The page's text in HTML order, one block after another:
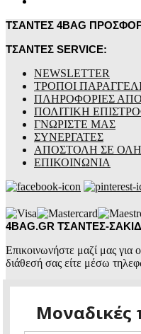
ΤΣΑΝΤΕΣ 4BAG
ΤΣΑΝΤΕΣ SERVICE:
NEWSLETTER
ΤΡΟΠΟΙ
ΠΛΗΡΟΦΟΡΙΕΣ
ΠΟΛΙΤΙΚΗ
ΓΝΩΡΙΣΤΕ ΜΑΣ
ΣΥΝΕΡΓΑΤΕΣ
ΑΠΟΣΤΟΛΗ ΣΕ
ΕΠΙΚΟΙΝΩΝΙΑ
4BAG.GR ΤΣΑΝΤΕΣ-
Επικοινωνήστε μαζί μας για
διάθεσή σας είτε μέσω
4BAG.GR
+30 2441 774460